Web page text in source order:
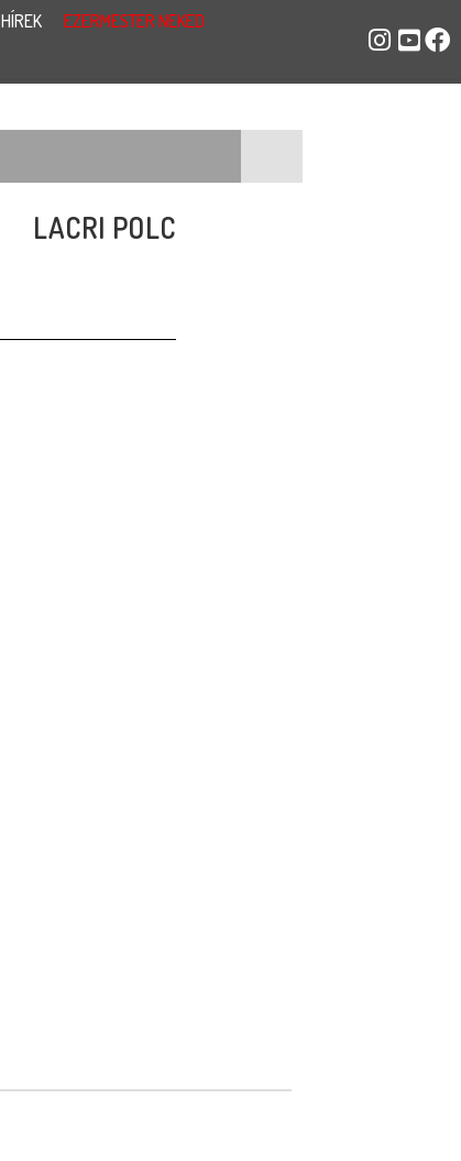
HÍREK EZERMESTER NEKED
LACRI POLC